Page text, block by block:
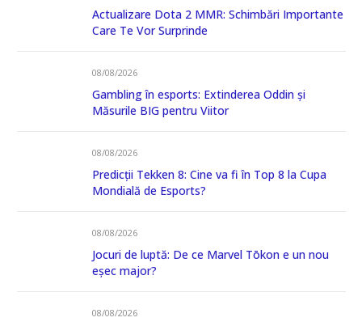
Actualizare Dota 2 MMR: Schimbări Importante
Care Te Vor Surprinde
08/08/2026
Gambling în esports: Extinderea Oddin și
Măsurile BIG pentru Viitor
08/08/2026
Predicții Tekken 8: Cine va fi în Top 8 la Cupa
Mondială de Esports?
08/08/2026
Jocuri de luptă: De ce Marvel Tōkon e un nou
eșec major?
08/08/2026